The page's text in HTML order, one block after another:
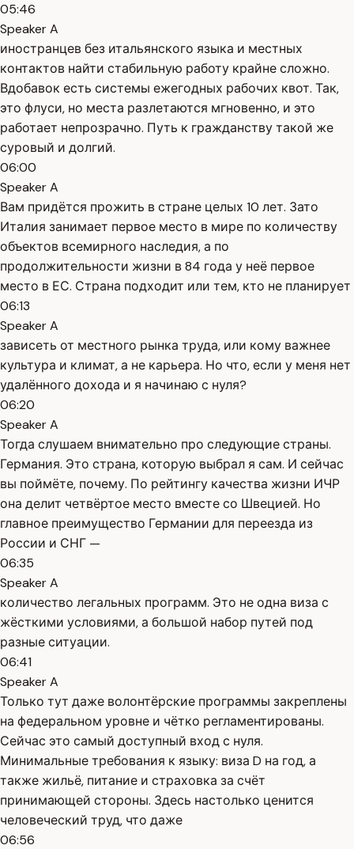
05:46
Speaker A
иностранцев без итальянского языка и местных
контактов найти стабильную работу крайне сложно.
Вдобавок есть системы ежегодных рабочих квот. Так,
это флуси, но места разлетаются мгновенно, и это
работает непрозрачно. Путь к гражданству такой же
суровый и долгий.
06:00
Speaker A
Вам придётся прожить в стране целых 10 лет. Зато
Италия занимает первое место в мире по количеству
объектов всемирного наследия, а по
продолжительности жизни в 84 года у неё первое
место в ЕС. Страна подходит или тем, кто не планирует
06:13
Speaker A
зависеть от местного рынка труда, или кому важнее
культура и климат, а не карьера. Но что, если у меня нет
удалённого дохода и я начинаю с нуля?
06:20
Speaker A
Тогда слушаем внимательно про следующие страны.
Германия. Это страна, которую выбрал я сам. И сейчас
вы поймёте, почему. По рейтингу качества жизни ИЧР
она делит четвёртое место вместе со Швецией. Но
главное преимущество Германии для переезда из
России и СНГ —
06:35
Speaker A
количество легальных программ. Это не одна виза с
жёсткими условиями, а большой набор путей под
разные ситуации.
06:41
Speaker A
Только тут даже волонтёрские программы закреплены
на федеральном уровне и чётко регламентированы.
Сейчас это самый доступный вход с нуля.
Минимальные требования к языку: виза D на год, а
также жильё, питание и страховка за счёт
принимающей стороны. Здесь настолько ценится
человеческий труд, что даже
06:56